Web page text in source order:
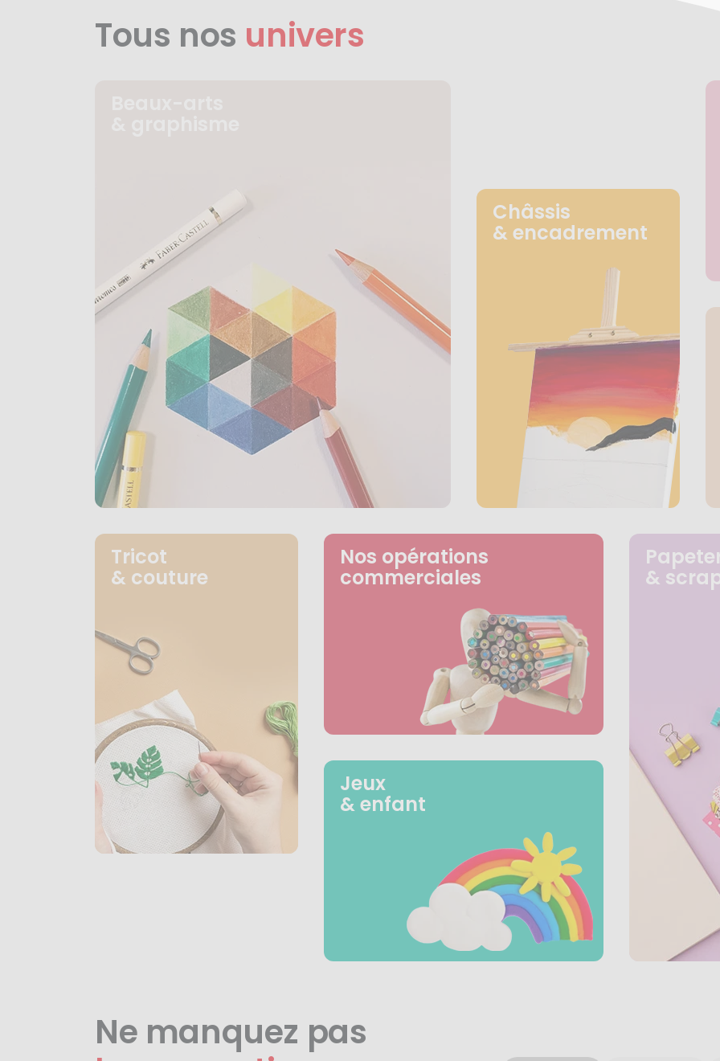
Tous nos univers
Châssis
& encadrement
Tricot
& couture
Nos opérations
commerciales
Jeux
& enfant
&
Ne manquez pas